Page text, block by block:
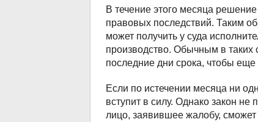
В течение этого месяца
правовых последствий. Таким
может получить у суда
производство. Обычным в таких
последние дни срока, чтобы
Если по истечении месяца ни
вступит в силу. Однако закон
лицо, заявившее жалобу, сможет